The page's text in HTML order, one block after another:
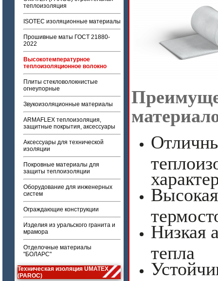
теплоизоляция
ISOTEC изоляционные материалы
Прошивные маты ГОСТ 21880-
2022
Высокотемпературное
теплоизоляционное волокно
Плиты стекловолокнистые
огнеупорные
Звукоизоляционные материалы
ARMAFLEX теплоизоляция,
защитные покрытия, аксессуары
Аксессуары для технической
изоляции
Покровные материалы для
защиты теплоизоляции
Оборудование для инженерных
систем
Ограждающие конструкции
Изделия из уральского гранита и
мрамора
Отделочные материалы
"БОЛАРС"
Техническая изоляция UMATEX
(PAROC)
Высокая
Низкая
тепла